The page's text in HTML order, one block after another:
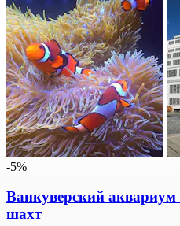
-5%
Ванкуверский
шахт